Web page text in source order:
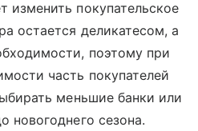
покупательское
остается деликатесом, а
поэтому при
часть покупателей
меньшие банки или
новогоднего сезона.